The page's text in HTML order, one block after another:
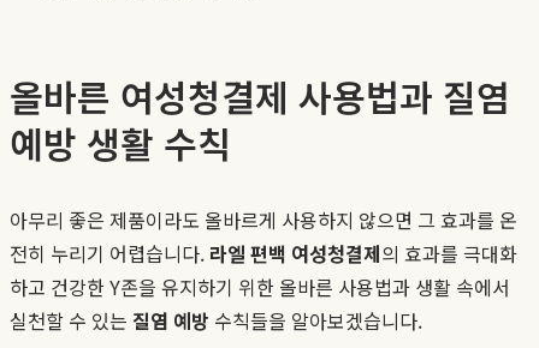
올바른 여성청결제 사용법과 질염
예방 생활 수칙
아무리 좋은 제품이라도 올바르게 사용하지 않으면 그 효과를 온
전히 누리기 어렵습니다. 라엘 편백 여성청결제의 효과를 극대화
하고 건강한 Y존을 유지하기 위한 올바른 사용법과 생활 속에서
실천할 수 있는 질염 예방 수칙들을 알아보겠습니다.